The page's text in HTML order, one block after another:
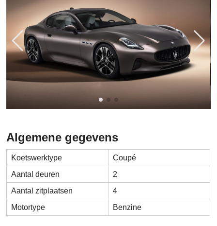
Algemene gegevens
Koetswerktype
Coupé
Aantal deuren
2
Aantal zitplaatsen
4
Motortype
Benzine